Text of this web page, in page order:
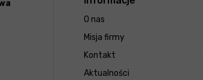
O nas
Misja firmy
Kontakt
Aktualności